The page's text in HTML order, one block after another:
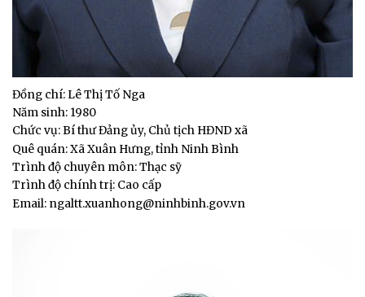
Đồng chí: Lê Thị Tố Nga
Năm sinh: 1980
Chức vụ: Bí thư Đảng ủy, Chủ tịch HĐND xã
Quê quán: Xã Xuân Hưng, tỉnh Ninh Bình
Trình độ chuyên môn: Thạc sỹ
Trình độ chính trị: Cao cấp
Email: ngaltt.xuanhong@ninhbinh.gov.vn